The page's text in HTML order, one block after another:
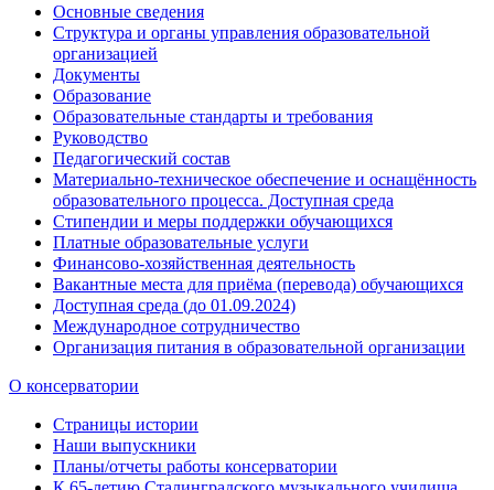
Основные сведения
Структура и органы управления образовательной
организацией
Документы
Образование
Образовательные стандарты и требования
Руководство
Педагогический состав
Материально-техническое обеспечение и оснащённость
образовательного процесса. Доступная среда
Стипендии и меры поддержки обучающихся
Платные образовательные услуги
Финансово-хозяйственная деятельность
Вакантные места для приёма (перевода) обучающихся
Доступная среда (до 01.09.2024)
Международное сотрудничество
Организация питания в образовательной организации
О консерватории
Страницы истории
Наши выпускники
Планы/отчеты работы консерватории